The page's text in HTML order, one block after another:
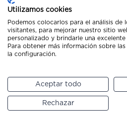
nuestros
Quiero saber más
Climatización
Ver
Utilizamos cookies
Podemos colocarlos para el análisis de
visitantes, para mejorar nuestro sitio
personalizado y brindarle una
Para obtener más información sobre
la configuración.
Aceptar todo
Rechazar